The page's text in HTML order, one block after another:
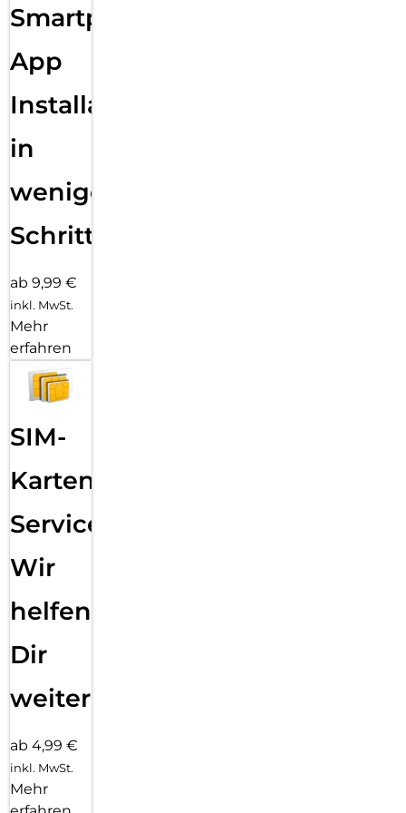
Smartphone
App
Installation
in
wenigen
Schritten
ab 9,99 €
inkl. MwSt.
Mehr
erfahren
SIM-
Karten
Service:
Wir
helfen
Dir
weiter
ab 4,99 €
inkl. MwSt.
Mehr